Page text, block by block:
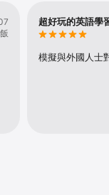
餐、在酒吧、結帳與
音導覽、觀賞表演、
即可累積在「圖鑑」
超好玩的英語學
模擬與外國人士